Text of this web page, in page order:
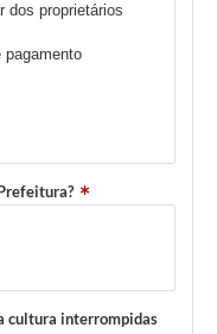
dos proprietários
pagamento
cultura interrompidas